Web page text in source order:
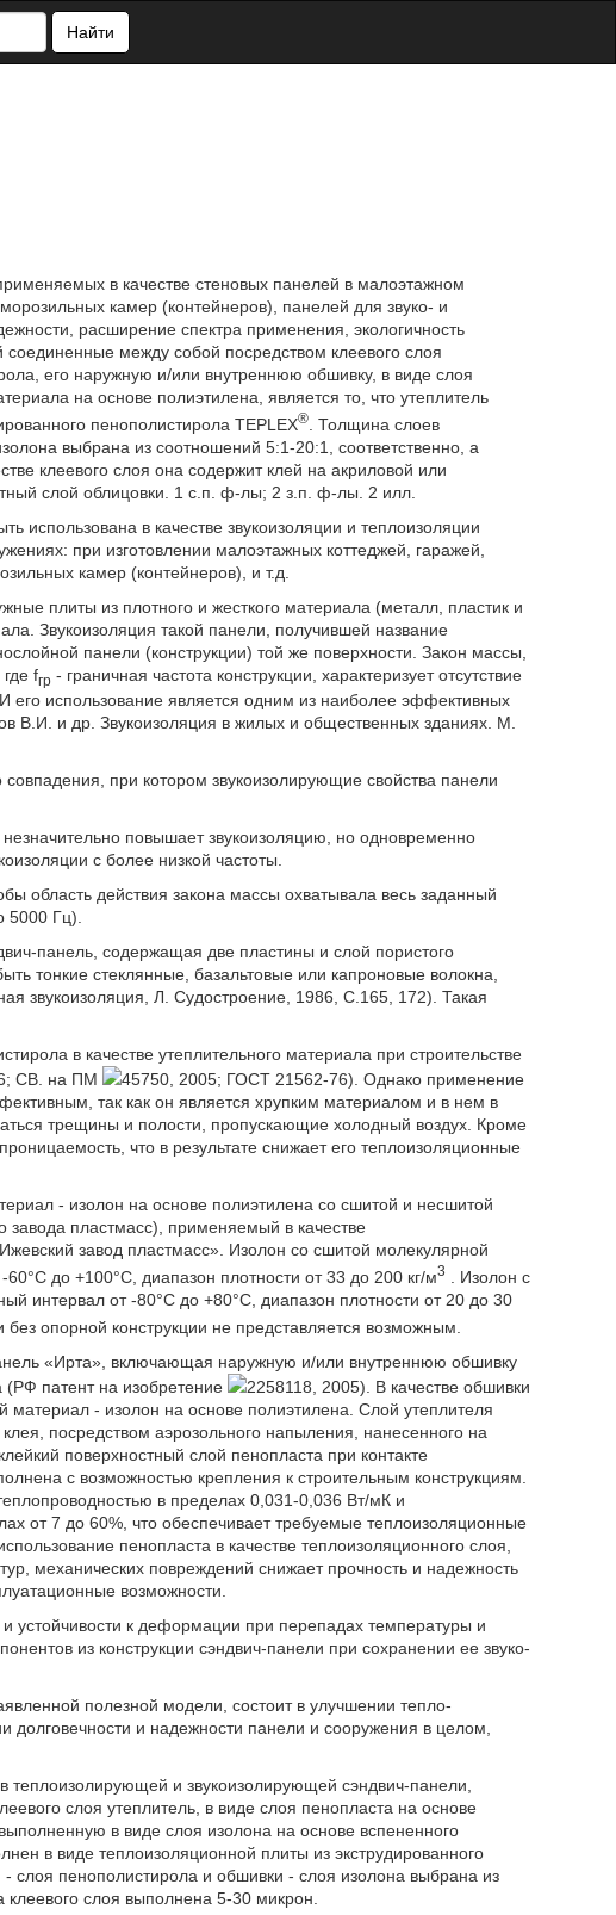
Найти
в качестве стеновых панелей в малоэтажном
камер (контейнеров), панелей для звуко- и
расширение спектра применения, экологичность
между собой посредством клеевого слоя
его наружную и/или внутреннюю обшивку, в виде слоя
на основе полиэтилена, является то, что утеплитель
пенополистирола TEPLEX®. Толщина слоев
выбрана из соотношений 5:1-20:1, соответственно, а
клеевого слоя она содержит клей на акриловой или
слой облицовки. 1 с.п. ф-лы; 2 з.п. ф-лы. 2 илл.
использована в качестве звукоизоляции и теплоизоляции
при изготовлении малоэтажных коттеджей, гаражей,
камер (контейнеров), и т.д.
плиты из плотного и жесткого материала (металл, пластик и
Звукоизоляция такой панели, получившей название
панели (конструкции) той же поверхности. Закон массы,
, где fгр - граничная частота конструкции, характеризует отсутствие
его использование является одним из наиболее эффективных
В.И. и др. Звукоизоляция в жилых и общественных зданиях. М.
при котором звукоизолирующие свойства панели
повышает звукоизоляцию, но одновременно
с более низкой частоты.
область действия закона массы охватывала весь заданный
5000 Гц).
панель, содержащая две пластины и слой пористого
тонкие стеклянные, базальтовые или капроновые волокна,
звукоизоляция, Л. Судостроение, 1986, С.165, 172). Такая
в качестве утеплительного материала при строительстве
СВ. на ПМ
45750, 2005; ГОСТ 21562-76). Однако применение
так как он является хрупким материалом и в нем в
трещины и полости, пропускающие холодный воздух. Кроме
что в результате снижает его теплоизоляционные
- изолон на основе полиэтилена со сшитой и несшитой
завода пластмасс), применяемый в качестве
завод пластмасс». Изолон со сшитой молекулярной
до +100°С, диапазон плотности от 33 до 200 кг/м3
. Изолон с
интервал от -80°С до +80°С, диапазон плотности от 20 до 30
опорной конструкции не представляется возможным.
«Ирта», включающая наружную и/или внутреннюю обшивку
(РФ патент на изобретение
2258118, 2005). В качестве обшивки
- изолон на основе полиэтилена. Слой утеплителя
посредством аэрозольного напыления, нанесенного на
поверхностный слой пенопласта при контакте
с возможностью крепления к строительным конструкциям.
в пределах 0,031-0,036 Вт/мК и
от 7 до 60%, что обеспечивает требуемые теплоизоляционные
пенопласта в качестве теплоизоляционного слоя,
механических повреждений снижает прочность и надежность
возможности.
к деформации при перепадах температуры и
из конструкции сэндвич-панели при сохранении ее звуко-
полезной модели, состоит в улучшении тепло-
долговечности и надежности панели и сооружения в целом,
теплоизолирующей и звукоизолирующей сэндвич-панели,
слоя утеплитель, в виде слоя пенопласта на основе
в виде слоя изолона на основе вспененного
в виде теплоизоляционной плиты из экструдированного
слоя пенополистирола и обшивки - слоя изолона выбрана из
слоя выполнена 5-30 микрон.